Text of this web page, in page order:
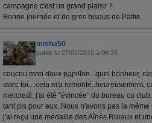
campagne c'est un grand plaisir !!
Bonne journée et de gros bisous de Pattie
misha50
publié le 27/02/2010 à 06:25
coucou mon doux papillon...quel bonheur,
avec toi....cela m'a remonté..heureusement,
mercredi, j'ai été "évincée" du bureau cu
tant pis pour eux..Nous n'avons pas la même
j'ai reçu une médaille des Aînés Ruraux et